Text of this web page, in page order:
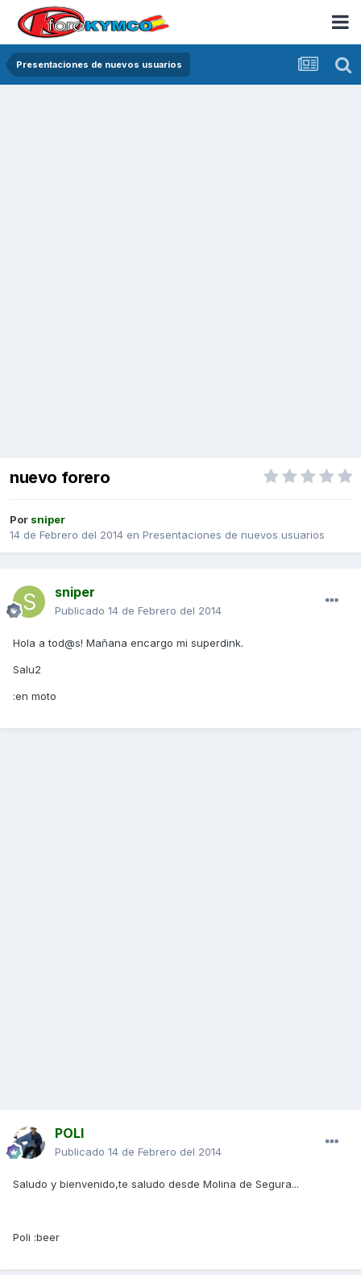
Presentaciones de nuevos usuarios
nuevo forero
Por sniper
14 de Febrero del 2014 en Presentaciones de nuevos usuarios
sniper
Publicado 14 de Febrero del 2014
Hola a tod@s! Mañana encargo mi superdink.
Salu2
:en moto
POLI
Publicado 14 de Febrero del 2014
Saludo y bienvenido,te saludo desde Molina de Segura...
Poli :beer